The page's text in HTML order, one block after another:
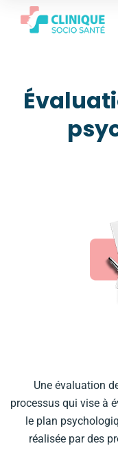
Une évaluation
processus qui vise à
le plan
réalisée par des